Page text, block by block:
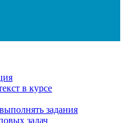
в курсе
задания
задач